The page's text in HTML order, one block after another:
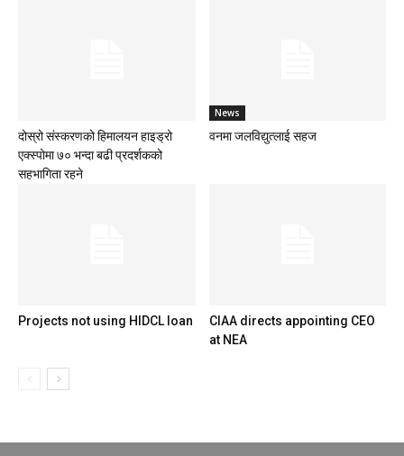
दोस्रो संस्करणको हिमालयन हाइड्रो
एक्स्पोमा ७० भन्दा बढी प्रदर्शकको
सहभागिता रहने
News
वनमा जलविद्युत्लाई सहज
Projects not using HIDCL loan
CIAA directs appointing CEO
at NEA